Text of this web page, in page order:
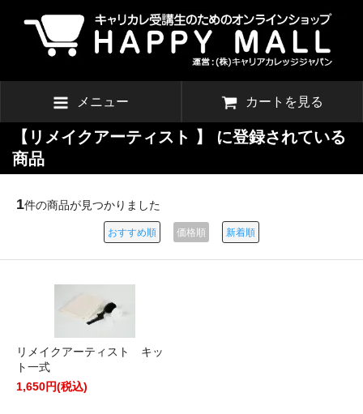
メニュー カートを見る
【リメイクアーティスト 】 に登録されている
商品
1件の商品が見つかりました
おすすめ順 価格順 新着順
リメイクアーティスト キッ
ト一式
1,650円(税込)